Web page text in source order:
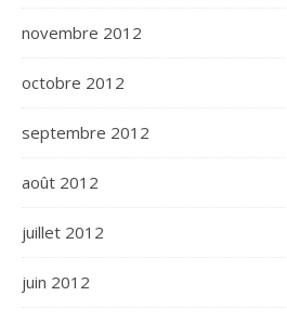
novembre 2012
octobre 2012
septembre 2012
août 2012
juillet 2012
juin 2012